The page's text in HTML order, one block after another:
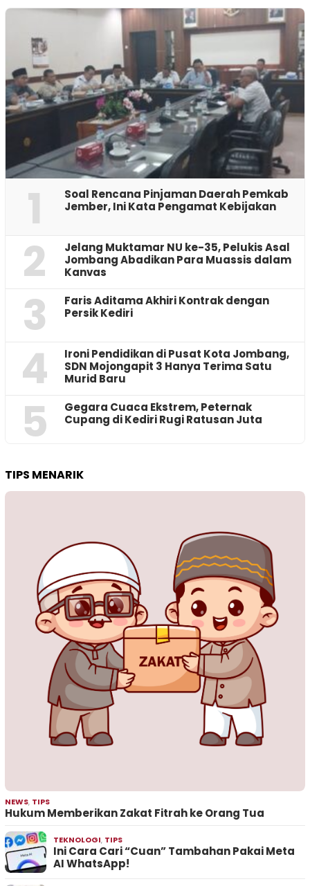
1
‎Soal Rencana Pinjaman Daerah Pemkab
Jember, Ini Kata Pengamat Kebijakan ‎
2
Jelang Muktamar NU ke-35, Pelukis Asal
Jombang Abadikan Para Muassis dalam
Kanvas
3
Faris Aditama Akhiri Kontrak dengan
Persik Kediri
4
Ironi Pendidikan di Pusat Kota Jombang,
SDN Mojongapit 3 Hanya Terima Satu
Murid Baru
5
‎Gegara Cuaca Ekstrem, Peternak
Cupang di Kediri Rugi Ratusan Juta
TIPS MENARIK
NEWS, TIPS
Hukum Memberikan Zakat Fitrah ke Orang Tua
TEKNOLOGI, TIPS
Ini Cara Cari “Cuan” Tambahan Pakai Meta
AI WhatsApp!